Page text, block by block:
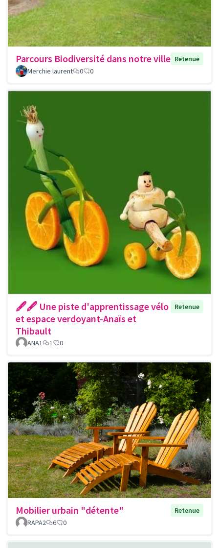
Parcours Biodiversité dans notre ville Retenue
Merchie laurent
0 0
🖋🖋 Une piste d'apprentissage vélo
et espace verdoyant-Anaïs et
Thibault
Retenue
ANA1 1 0
Mobilier urbain "détente"
Retenue
RAPA2
6 0